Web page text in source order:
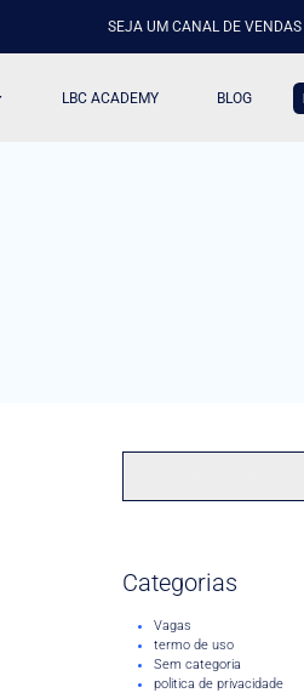
SEJA UM CANAL DE VENDAS
LBC ACADEMY BLOG
Categorias
Vagas
termo de uso
Sem categoria
politica de privacidade